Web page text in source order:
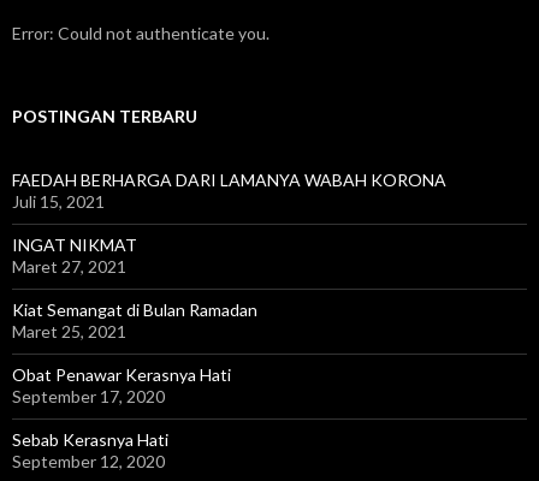
Error: Could not authenticate you.
POSTINGAN TERBARU
FAEDAH BERHARGA DARI LAMANYA WABAH KORONA
Juli 15, 2021
INGAT NIKMAT
Maret 27, 2021
Kiat Semangat di Bulan Ramadan
Maret 25, 2021
Obat Penawar Kerasnya Hati
September 17, 2020
Sebab Kerasnya Hati
September 12, 2020